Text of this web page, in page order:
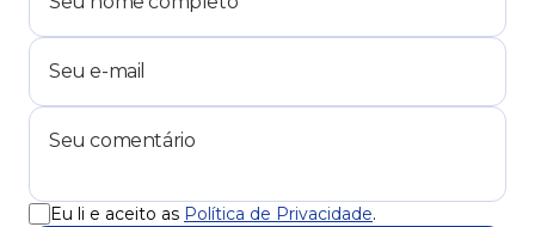
Eu li e aceito as Política de Privacidade.